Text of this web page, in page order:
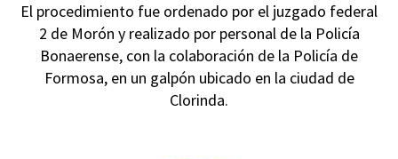
El procedimiento fue ordenado por el juzgado federal
2 de Morón y realizado por personal de la Policía
Bonaerense, con la colaboración de la Policía de
Formosa, en un galpón ubicado en la ciudad de
Clorinda.